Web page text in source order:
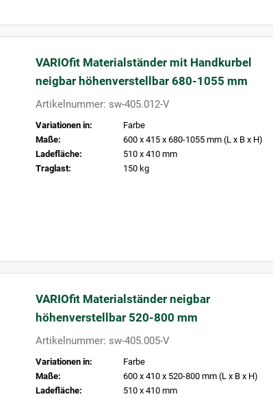
VARIOfit Materialständer mit Handkurbel
neigbar höhenverstellbar 680-1055 mm
Artikelnummer: sw-405.012-V
Variationen in:
Farbe
Maße:
600 x 415 x 680-1055 mm (L x B x H)
Ladefläche:
510 x 410 mm
Traglast:
150 kg
VARIOfit Materialständer neigbar
höhenverstellbar 520-800 mm
Artikelnummer: sw-405.005-V
Variationen in:
Farbe
Maße:
600 x 410 x 520-800 mm (L x B x H)
Ladefläche:
510 x 410 mm